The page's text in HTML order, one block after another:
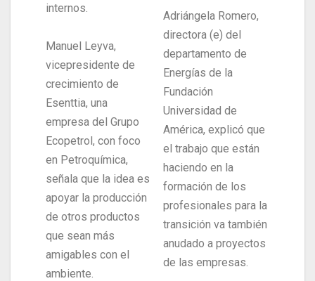
internos.
Manuel Leyva,
vicepresidente de
crecimiento de
Esenttia, una
empresa del Grupo
Ecopetrol, con foco
en Petroquímica,
señala que la idea es
apoyar la producción
de otros productos
que sean más
amigables con el
ambiente.
Adriángela Romero,
directora (e) del
departamento de
Energías de la
Fundación
Universidad de
América, explicó que
el trabajo que están
haciendo en la
formación de los
profesionales para la
transición va también
anudado a proyectos
de las empresas.